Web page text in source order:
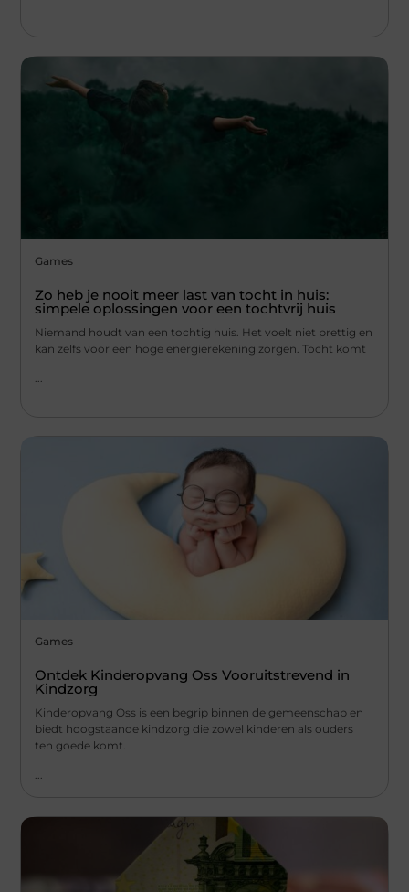
Games
Zo heb je nooit meer last van tocht in huis:
simpele oplossingen voor een tochtvrij huis
Niemand houdt van een tochtig huis. Het voelt niet prettig en
kan zelfs voor een hoge energierekening zorgen. Tocht komt
Games
Ontdek Kinderopvang Oss Vooruitstrevend in
Kindzorg
Kinderopvang Oss is een begrip binnen de gemeenschap en
biedt hoogstaande kindzorg die zowel kinderen als ouders
ten goede komt.
...